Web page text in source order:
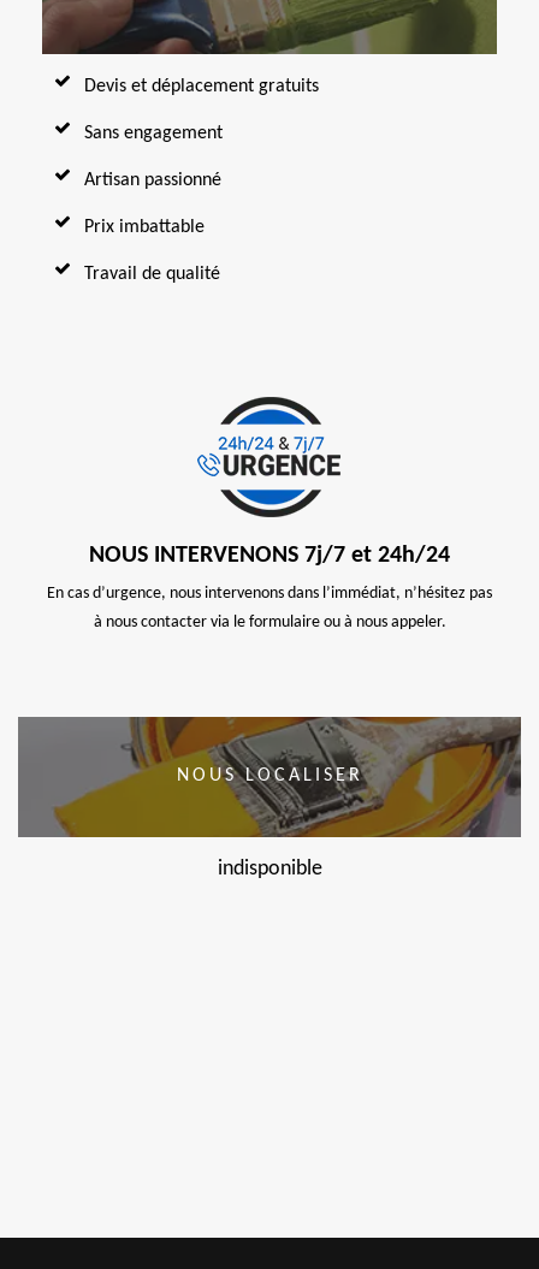
Devis et déplacement gratuits
Sans engagement
Artisan passionné
Prix imbattable
Travail de qualité
NOUS INTERVENONS 7j/7 et 24h/24
En cas d’urgence, nous intervenons dans l’immédiat, n’hésitez pas
à nous contacter via le formulaire ou à nous appeler.
NOUS LOCALISER
indisponible